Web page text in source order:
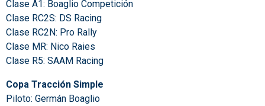
Clase A1: Boaglio Competición
Clase RC2S: DS Racing
Clase RC2N: Pro Rally
Clase MR: Nico Raies
Clase R5: SAAM Racing
Copa Tracción Simple
Piloto: Germán Boaglio